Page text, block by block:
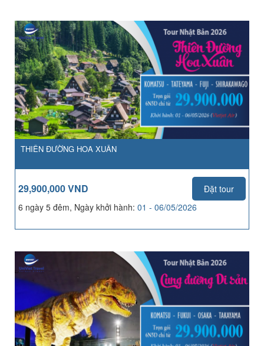
THIÊN ĐƯỜNG HOA XUÂN
29,900,000 VND
Đặt tour
6 ngày 5 đêm, Ngày khởi hành: 01 - 06/05/2026